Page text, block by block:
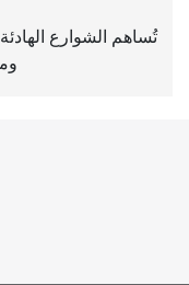
تُساهم الشوارع